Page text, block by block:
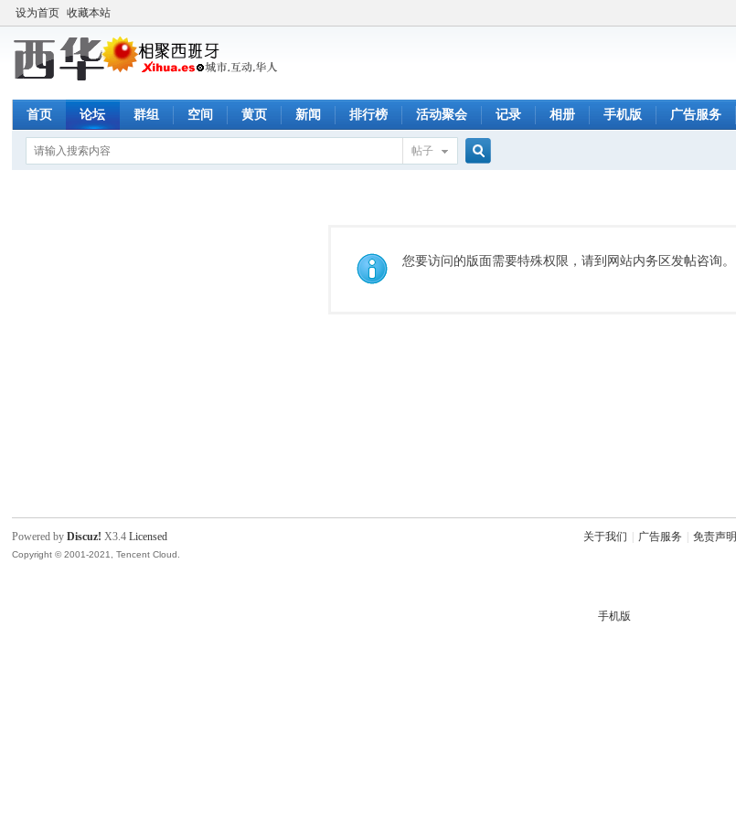
设为首页 收藏本站
首页 论坛 群组 空间 黄页 新闻 排行榜 活动聚会 记录 相册 手机版 广告服务
帖子
索
您要访问的版面需要特殊权限，请到网站内务区发帖咨询。
关于我们 广告服务 免责声明
Powered byDiscuz! X3.4 Licensed
Copyright © 2001-2021, Tencent Cloud.
手机版